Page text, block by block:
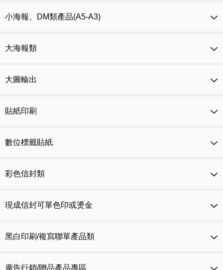
小海報、DM類產品(A5-A3)
大海報類
大圖輸出
貼紙印刷
數位標籤貼紙
彩色信封類
現成信封可單色印或燙金
黑白印刷/複寫聯單產品類
廣告行銷/贈品產品專區